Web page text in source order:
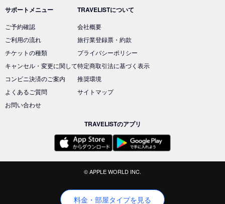
料金・部屋タイプを見る
サポートメニュー
ご予約確認
ご利用の流れ
チケットの種類
キャンセル・変更に関して
コンビニ決済のご案内
よくあるご質問
お問い合わせ
TRAVELISTについて
会社概要
旅行業登録票・約款
プライバシーポリシー
特定商取引法に基づく表示
推奨環境
サイトマップ
TRAVELISTのアプリ
© APPLE WORLD INC.